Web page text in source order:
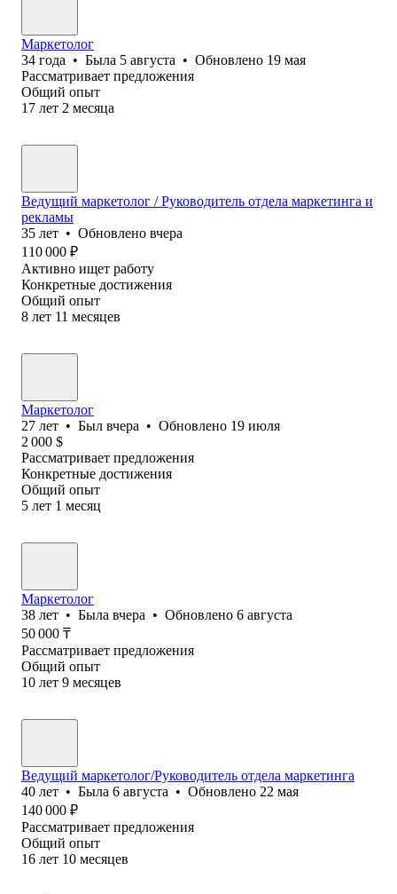
Маркетолог
34 года • Была 5 августа • Обновлено 19 мая
Рассматривает предложения
Общий опыт
17 лет 2 месяца
Ведущий маркетолог / Руководитель отдела маркетинга и
рекламы
35 лет • Обновлено вчера
110 000 ₽
Активно ищет работу
Конкретные достижения
Общий опыт
8 лет 11 месяцев
Маркетолог
27 лет • Был вчера • Обновлено 19 июля
2 000 $
Рассматривает предложения
Конкретные достижения
Общий опыт
5 лет 1 месяц
Маркетолог
38 лет • Была вчера • Обновлено 6 августа
50 000 ₸
Рассматривает предложения
Общий опыт
10 лет 9 месяцев
Ведущий маркетолог/Руководитель отдела маркетинга
40 лет • Была 6 августа • Обновлено 22 мая
140 000 ₽
Рассматривает предложения
Общий опыт
16 лет 10 месяцев